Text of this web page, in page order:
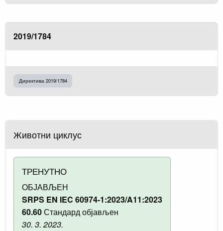
2019/1784
Директива 2019/1784
Животни циклус
ТРЕНУТНО
ОБЈАВЉЕН
SRPS EN IEC 60974-1:2023/A11:2023
60.60Стандард објављен
30. 3. 2023.